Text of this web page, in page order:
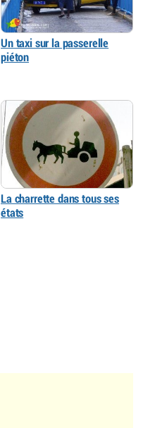
Un taxi sur la passerelle
piéton
La charrette dans tous ses
états